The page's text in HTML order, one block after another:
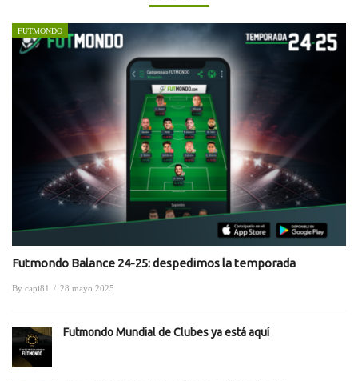
FUTMONDO
Futmondo Balance 24-25: despedimos la temporada
By capi81 / 28 mayo 2025
Futmondo Mundial de Clubes ya está aquí